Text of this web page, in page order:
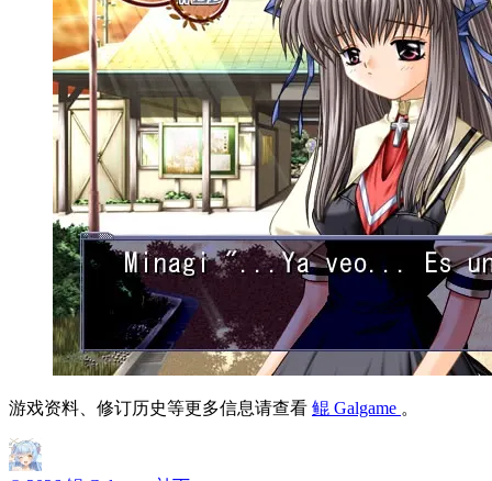
游戏资料、修订历史等更多信息请查看 鲲 Galgame 。